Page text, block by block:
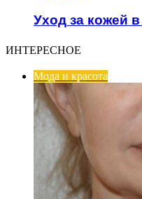
Уход за кожей
ИНТЕРЕСНОЕ
Мода и красота